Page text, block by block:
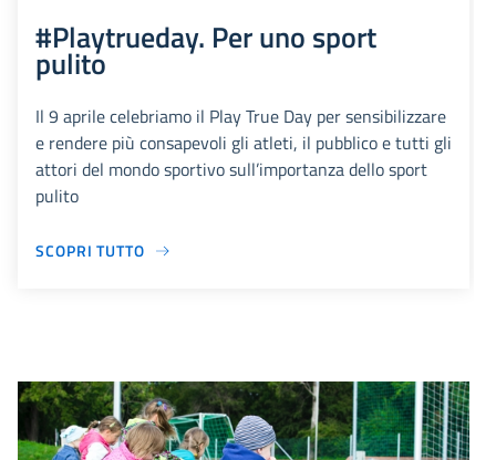
#Playtrueday. Per uno sport
pulito
Il 9 aprile celebriamo il Play True Day per sensibilizzare
e rendere più consapevoli gli atleti, il pubblico e tutti gli
attori del mondo sportivo sull’importanza dello sport
pulito
SCOPRI TUTTO